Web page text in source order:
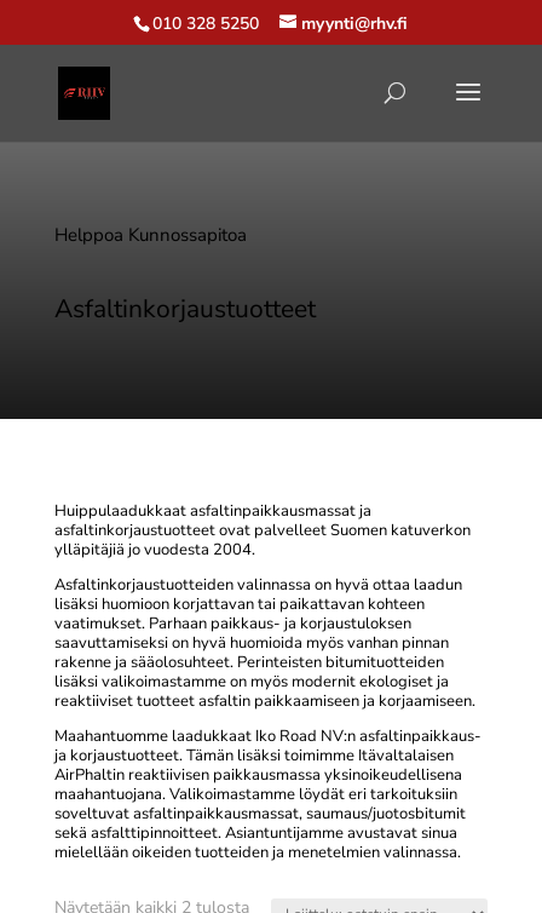
010 328 5250 myynti@rhv.fi
Helppoa Kunnossapitoa
Asfaltinkorjaustuotteet
Huippulaadukkaat asfaltinpaikkausmassat ja
asfaltinkorjaustuotteet ovat palvelleet Suomen katuverkon
ylläpitäjiä jo vuodesta 2004.
Asfaltinkorjaustuotteiden valinnassa on hyvä ottaa laadun
lisäksi huomioon korjattavan tai paikattavan kohteen
vaatimukset. Parhaan paikkaus- ja korjaustuloksen
saavuttamiseksi on hyvä huomioida myös vanhan pinnan
rakenne ja sääolosuhteet. Perinteisten bitumituotteiden
lisäksi valikoimastamme on myös modernit ekologiset ja
reaktiiviset tuotteet asfaltin paikkaamiseen ja korjaamiseen.
Maahantuomme laadukkaat Iko Road NV:n asfaltinpaikkaus-
ja korjaustuotteet. Tämän lisäksi toimimme Itävaltalaisen
AirPhaltin reaktiivisen paikkausmassa yksinoikeudellisena
maahantuojana. Valikoimastamme löydät eri tarkoituksiin
soveltuvat asfaltinpaikkausmassat, saumaus/juotosbitumit
sekä asfalttipinnoitteet. Asiantuntijamme avustavat sinua
mielellään oikeiden tuotteiden ja menetelmien valinnassa.
Näytetään kaikki 2 tulostaSuosituimmat